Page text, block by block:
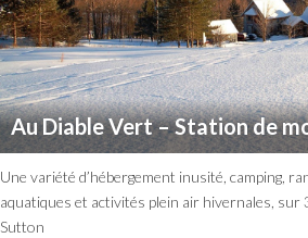
Au Diable Vert – Station de
Une variété d’hébergement inusité, camping,
aquatiques et activités plein air hivernales, sur
Sutton